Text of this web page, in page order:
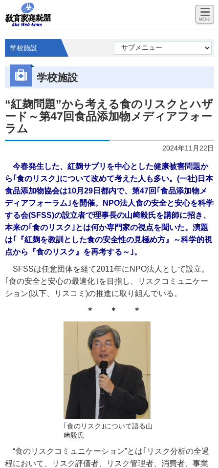
学校施設
学校施設
“紅麹問題”から考える食のリスクとハザ
ード～第47回食品添加物メディアフォー
ラム
2024年11月22日
今春発生した、紅麹サプリを中心とした健康被害問題か
ら｢食のリスク｣について改めて考えた人も多い。(一社)日本
食品添加物協会は10月29日都内で、第47回｢食品添加物メ
ディアフォーラム｣を開催。NPO法人食の安全と安心を科学
する会(SFSS)の設立者で理事長の山﨑毅氏を講師に招き、
本来の｢食のリスク｣とは何か専門家の視点を聞いた。演題
は｢『紅麹を教訓とした食の安全性の見極め方』～科学的視
点から『食のリスク』を再考する～｣。
SFSSは任意団体を経て2011年にNPO法人として設立。
｢食の安全と安心の最適化｣を目指し、リスクコミュニケー
ション(以下、リスコミ)の推進に取り組んでいる。
＊ ＊ ＊
｢食のリスク｣について語る山
﨑毅氏
“食のリスクコミュニケーション”とは｢リスク分析の全過
程において、リスク評価者、リスク管理者、消費者、事業